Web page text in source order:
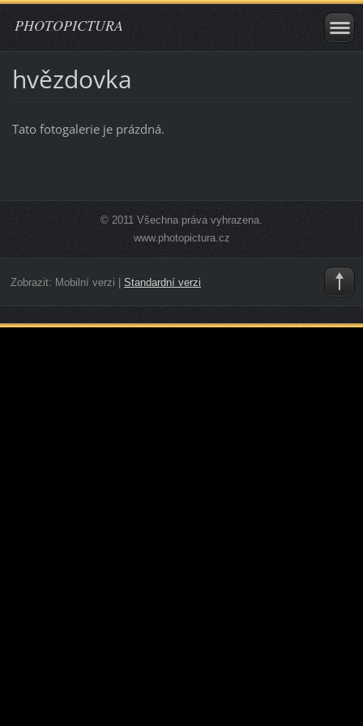
PHOTOPICTURA
hvězdovka
Tato fotogalerie je prázdná.
© 2011 Všechna práva vyhrazena.
www.photopictura.cz
Zobrazit: Mobilní verzi Standardní verzi